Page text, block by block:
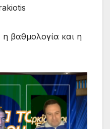
βαθμολογία και η